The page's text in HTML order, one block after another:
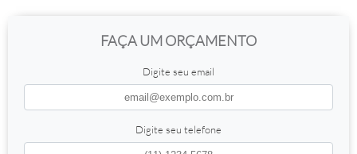
FAÇA UM ORÇAMENTO
Digite seu email
Digite seu telefone